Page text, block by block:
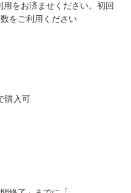
をお済ませください。初回
をご利用ください
購入可